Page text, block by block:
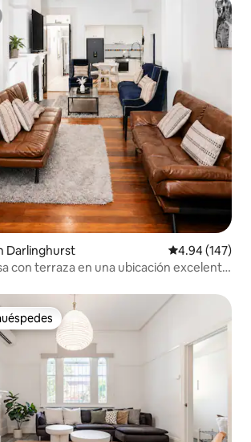
Darlinghurst Calificación
4.94 (147)
con terraza en una ubicación excelente